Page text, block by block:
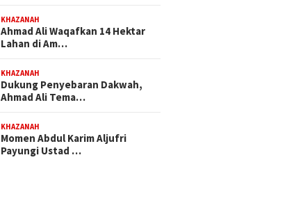
KHAZANAH
Ahmad Ali Waqafkan 14 Hektar
Lahan di Am…
KHAZANAH
Dukung Penyebaran Dakwah,
Ahmad Ali Tema…
KHAZANAH
Momen Abdul Karim Aljufri
Payungi Ustad …